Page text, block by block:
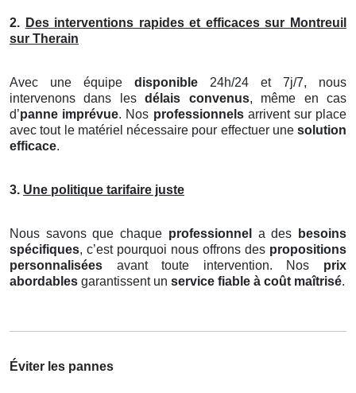
2. Des interventions rapides et efficaces sur Montreuil
sur Therain
Avec une équipe disponible 24h/24 et 7j/7, nous
intervenons dans lesdélais convenus, même en cas
d’panne imprévue. Nos professionnelsarrivent sur place
avec tout le matériel nécessaire pour effectuer une solution
efficace.
3. Une politique tarifaire juste
Nous savons que chaque professionnel a des
besoins
spécifiques, c’est pourquoi nous offrons des propositions
personnalisées avant toute intervention. Nos prix
abordables garantissent un service fiable à coût maîtrisé.
Éviter les pannes